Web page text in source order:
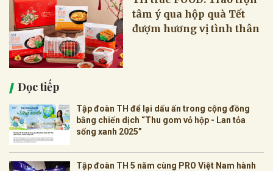
tâm ý qua hộp quà Tết
đượm hương vị tình thân
Đọc tiếp
Tập đoàn TH để lại dấu ấn trong cộng đồng
bằng chiến dịch “Thu gom vỏ hộp - Lan tỏa
sống xanh 2025”
Tập đoàn TH 5 năm cùng PRO Việt Nam hành